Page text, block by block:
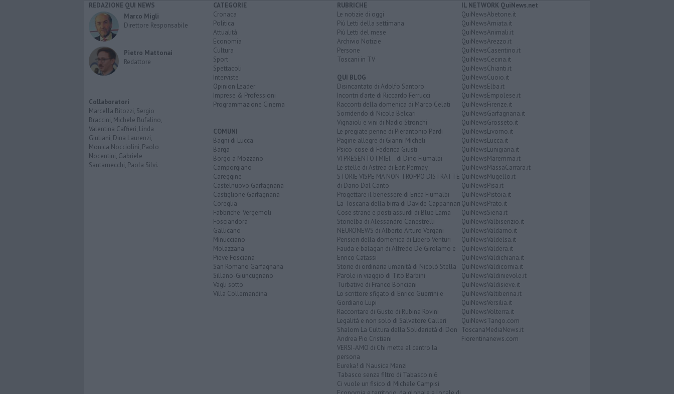
REDAZIONE QUI NEWS
Marco Migli
Direttore Responsabile
Pietro Mattonai
Redattore
Collaboratori
Marcella Bitozzi, Sergio
Braccini, Michele Bufalino,
Valentina Caffieri, Linda
Giuliani, Dina Laurenzi,
Monica Nocciolini, Paolo
Nocentini, Gabriele
Santarnecchi, Paola Silvi.
CATEGORIE
Cronaca
Politica
Attualità
Economia
Cultura
Sport
Spettacoli
Interviste
Opinion Leader
Imprese & Professioni
Programmazione Cinema
COMUNI
Bagni di Lucca
Barga
Borgo a Mozzano
Camporgiano
Careggine
Castelnuovo Garfagnana
Castiglione Garfagnana
Coreglia
Fabbriche-Vergemoli
Fosciandora
Gallicano
Minucciano
Molazzana
Pieve Fosciana
San Romano Garfagnana
Sillano-Giuncugnano
Vagli sotto
Villa Collemandina
RUBRICHE
Le notizie di oggi
Più Letti della settimana
Più Letti del mese
Archivio Notizie
Persone
Toscani in TV
QUI BLOG
Disincantato di Adolfo Santoro
Incontri d'arte di Riccardo Ferrucci
Racconti della domenica di Marco Celati
Sorridendo di Nicola Belcari
Vignaioli e vini di Nadio Stronchi
Le pregiate penne di Pierantonio Pardi
Pagine allegre di Gianni Micheli
Psico-cose di Federica Giusti
VI PRESENTO I MIEI... di Dino Fiumalbi
Le stelle di Astrea di Edit Permay
STORIE VISPE MA NON TROPPO DISTRATTE
di Dario Dal Canto
Progettare il benessere di Erica Fiumalbi
La Toscana della birra di Davide Cappannari
Cose strane e posti assurdi di Blue Lama
Storielba di Alessandro Canestrelli
NEURONEWS di Alberto Arturo Vergani
Pensieri della domenica di Libero Venturi
Fauda e balagan di Alfredo De Girolamo e
Enrico Catassi
Storie di ordinaria umanità di Nicolò Stella
Parole in viaggio di Tito Barbini
Turbative di Franco Bonciani
Lo scrittore sfigato di Enrico Guerrini e
Gordiano Lupi
Raccontare di Gusto di Rubina Rovini
Legalità e non solo di Salvatore Calleri
Shalom La Cultura della Solidarietà di Don
Andrea Pio Cristiani
VERSI-AMO di Chi mette al centro la
persona
Eureka! di Nausica Manzi
Tabasco senza filtro di Tabasco n.6
Ci vuole un fisico di Michele Campisi
IL NETWORK QuiNews.net
QuiNewsAbetone.it
QuiNewsAmiata.it
QuiNewsAnimali.it
QuiNewsArezzo.it
QuiNewsCasentino.it
QuiNewsCecina.it
QuiNewsChianti.it
QuiNewsCuoio.it
QuiNewsElba.it
QuiNewsEmpolese.it
QuiNewsFirenze.it
QuiNewsGarfagnana.it
QuiNewsGrosseto.it
QuiNewsLivorno.it
QuiNewsLucca.it
QuiNewsLunigiana.it
QuiNewsMaremma.it
QuiNewsMassaCarrara.it
QuiNewsMugello.it
QuiNewsPisa.it
QuiNewsPistoia.it
QuiNewsPrato.it
QuiNewsSiena.it
QuiNewsValbisenzio.it
QuiNewsValdarno.it
QuiNewsValdelsa.it
QuiNewsValdera.it
QuiNewsValdichiana.it
QuiNewsValdicornia.it
QuiNewsValdinievole.it
QuiNewsValdisieve.it
QuiNewsValtiberina.it
QuiNewsVersilia.it
QuiNewsVolterra.it
QuiNewsTango.com
ToscanaMediaNews.it
Fiorentinanews.com